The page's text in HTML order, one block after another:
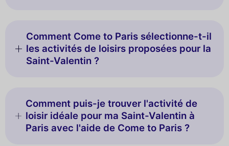
Comment Come to Paris sélectionne-t-il
les activités de loisirs proposées pour la
Saint-Valentin ?
Comment puis-je trouver l'activité de
loisir idéale pour ma Saint-Valentin à
Paris avec l'aide de Come to Paris ?